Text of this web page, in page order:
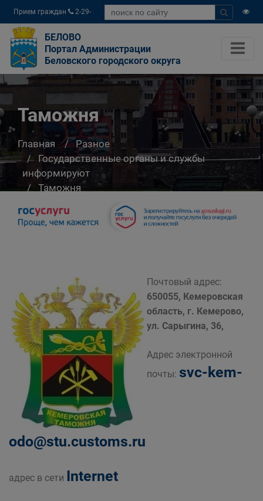
Прием граждан
2-29-
04
БЕЛОВО
Портал Администрации
Беловского городского округа
Таможня
Главная
Разное
Государственные органы и службы
информируют
Таможня
Почтовый адрес:
650055, Кемеровская
область, г. Кемерово,
ул. Сарыгина, 36,
Адрес электронной
почты: svc-kem-
odo@stu.customs.ru
адрес в сети Internet